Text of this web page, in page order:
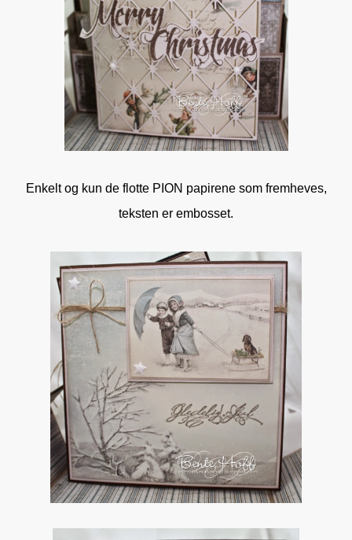
Enkelt og kun de flotte PION papirene som fremheves,
teksten er embosset.